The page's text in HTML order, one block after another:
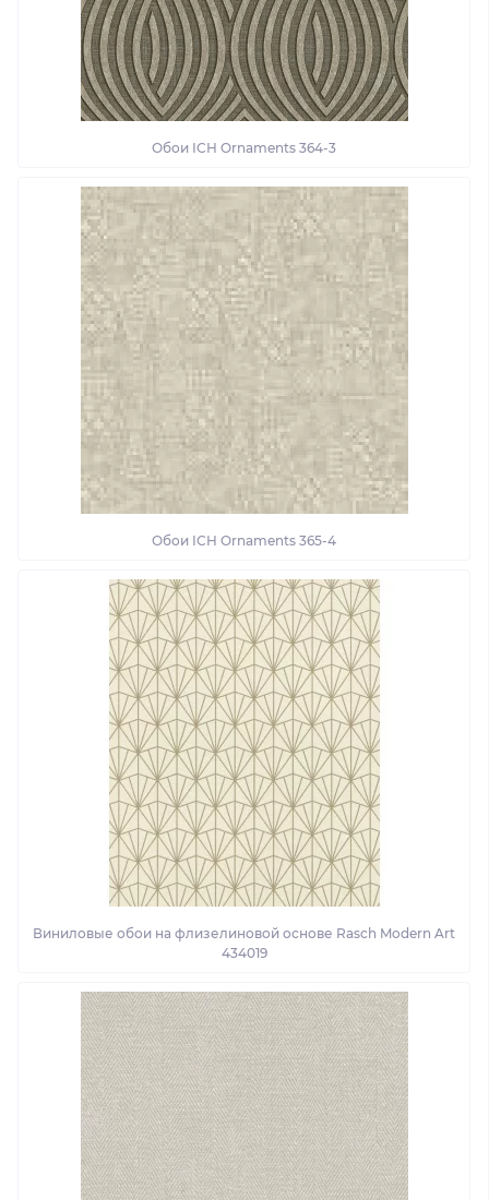
Обои ІСН Ornaments 364-3
Обои ІСН Ornaments 365-4
Виниловые обои на флизелиновой основе Rasch Modern Art
434019